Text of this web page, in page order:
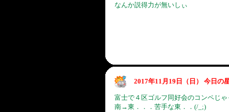
なんか説得力が無いしぃ
2017年11月19日（日） 今日の
富士で４区ゴルフ同好会のコンペじゃ
南→東．．．苦手な東．．(/_;)